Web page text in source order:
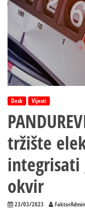
Desk Vijesti
tržište
integrisati
okvir
23/03/2023 FaktorAdmin